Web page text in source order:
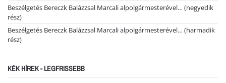
Beszélgetés Bereczk Balázzsal Marcali alpolgármesterével… (negyedik
rész)
Beszélgetés Bereczk Balázzsal Marcali alpolgármesterével… (harmadik
rész)
KÉK HÍREK - LEGFRISSEBB